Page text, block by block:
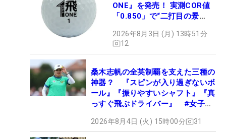
ONE』を発売！ 実測COR値
「0.850」で“二打目の景
2026年8月3日 (月) 13時51分
12
桑木志帆の全英制覇を支えた三種の
神器？ 『スピンが入り過ぎないボ
ール』『振りやすいシャフト』『真
っすぐ飛ぶドライバー』 #女子プ
2026年8月4日 (火) 15時00分 31